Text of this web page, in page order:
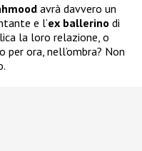
avrà davvero un
e l’ex ballerino di
la loro relazione, o
ora, nell’ombra? Non